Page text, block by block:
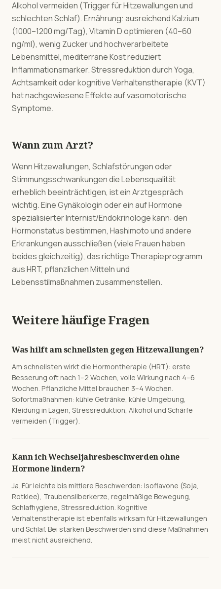
Alkohol vermeiden (Trigger für Hitzewallungen und
schlechten Schlaf). Ernährung: ausreichend Kalzium
(1000–1200 mg/Tag), Vitamin D optimieren (40–60
ng/ml), wenig Zucker und hochverarbeitete
Lebensmittel, mediterrane Kost reduziert
Inflammationsmarker. Stressreduktion durch Yoga,
Achtsamkeit oder kognitive Verhaltenstherapie (KVT)
hat nachgewiesene Effekte auf vasomotorische
Symptome.
Wann zum Arzt?
Wenn Hitzewallungen, Schlafstörungen oder
Stimmungsschwankungen die Lebensqualität
erheblich beeinträchtigen, ist ein Arztgespräch
wichtig. Eine Gynäkologin oder ein auf Hormone
spezialisierter Internist/Endokrinologe kann: den
Hormonstatus bestimmen, Hashimoto und andere
Erkrankungen ausschließen (viele Frauen haben
beides gleichzeitig), das richtige Therapieprogramm
aus HRT, pflanzlichen Mitteln und
Lebensstilmaßnahmen zusammenstellen.
Weitere häufige Fragen
Was hilft am schnellsten gegen Hitzewallungen?
Am schnellsten wirkt die Hormontherapie (HRT): erste
Besserung oft nach 1–2 Wochen, volle Wirkung nach 4–6
Wochen. Pflanzliche Mittel brauchen 3–4 Wochen.
Sofortmaßnahmen: kühle Getränke, kühle Umgebung,
Kleidung in Lagen, Stressreduktion, Alkohol und Schärfe
vermeiden (Trigger).
Kann ich Wechseljahresbeschwerden ohne
Hormone lindern?
Ja. Für leichte bis mittlere Beschwerden: Isoflavone (Soja,
Rotklee), Traubensilberkerze, regelmäßige Bewegung,
Schlafhygiene, Stressreduktion. Kognitive
Verhaltenstherapie ist ebenfalls wirksam für Hitzewallungen
und Schlaf. Bei starken Beschwerden sind diese Maßnahmen
meist nicht ausreichend.